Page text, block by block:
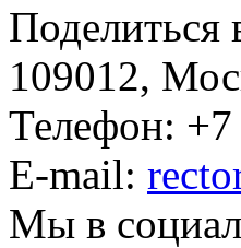
Поделиться
109012,
Телефон:
E-mail:
Мы в